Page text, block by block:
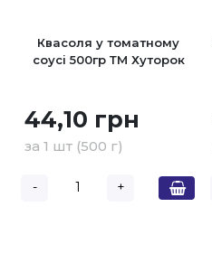
Квасоля у томатному
соусі 500гр ТМ Хуторок
44,10 грн
за 1 шт (500 г)
- +